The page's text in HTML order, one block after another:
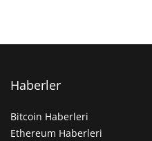
Haberler
Bitcoin Haberleri
Ethereum Haberleri